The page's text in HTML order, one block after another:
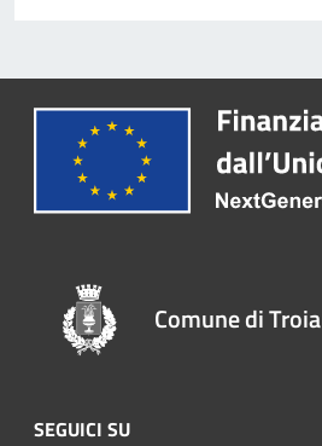
Comune di Troia
SEGUICI SU